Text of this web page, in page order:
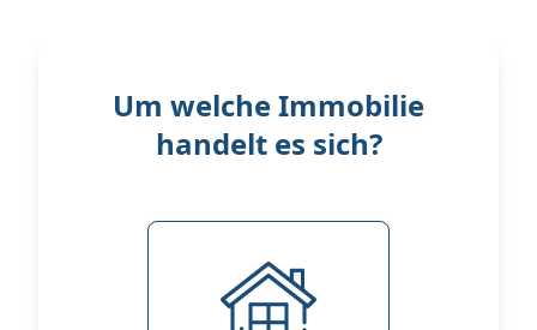
Um welche Immobilie
handelt es sich?